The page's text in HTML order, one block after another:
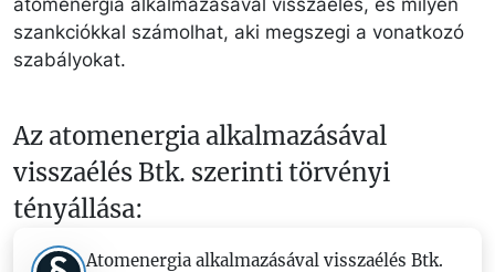
atomenergia alkalmazásával visszaélés, és milyen
szankciókkal számolhat, aki megszegi a vonatkozó
szabályokat.
Az atomenergia alkalmazásával
visszaélés Btk. szerinti törvényi
tényállása:
Atomenergia alkalmazásával visszaélés Btk.